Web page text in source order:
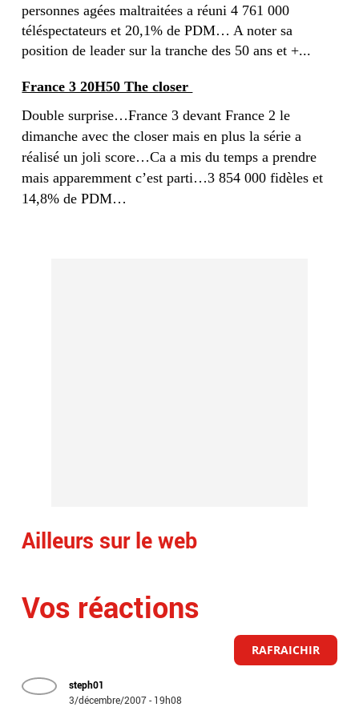
personnes agées maltraitées aréuni 4 761 000
téléspectateurs et 20,1% de PDM… A noter sa
position de leader sur la tranche des 50 ans et +...
France 3 20H50 The closer
Double surprise…France 3 devant France 2 le
dimanche avec the closer mais en plus la série a
réalisé un joli score…Ca a mis du temps a prendre
mais apparemment c’est parti…3 854 000 fidèles et
14,8% de PDM…
Ailleurs sur le web
Vos réactions
RAFRAICHIR
steph01
3/décembre/2007 - 19h08